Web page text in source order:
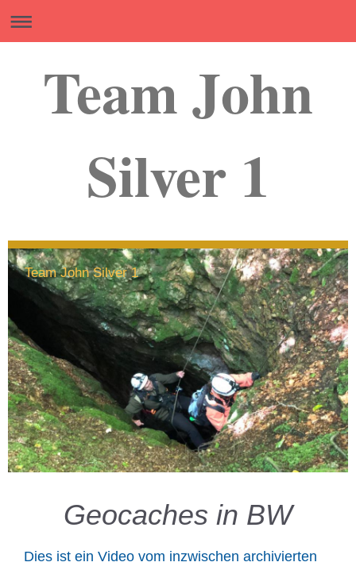
Team John
Silver 1
Team John Silver 1
Geocaches in BW
Dies ist ein Video vom inzwischen archivierten